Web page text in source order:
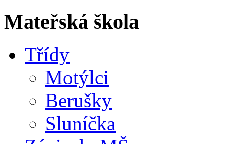
Mateřská škola
Třídy
Motýlci
Berušky
Sluníčka